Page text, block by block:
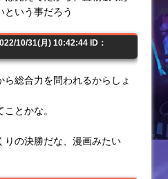
という事だろう
10/31(月) 10:42:44 ID：
総合力を問われるからしょ
とかな。
りの決勝だな、漫画みたい